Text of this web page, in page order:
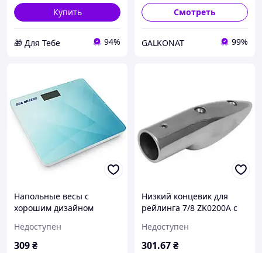
Купить
🎁 Для Тебе 94%
Смотреть
GALKONAT 99%
Напольные весы с
хорошим дизайном
Весы для контроля
здоровья и фитнеса ZK-12
Недоступен
309₴
Низкий концевик для
рейлинга 7/8 ZK0200A с
стильным дизайном для
универсального
Недоступен
301.67₴